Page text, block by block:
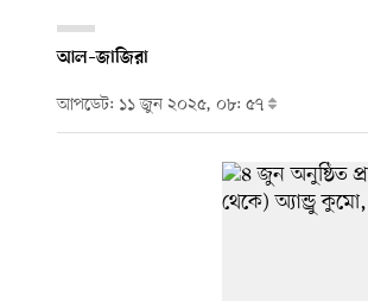
আল–জাজিরা
আপডেট: ১১ জুন ২০২৫, ০৮: ৫৭